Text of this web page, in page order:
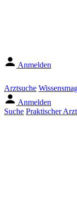
Anmelden
Arztsuche
Anmelden
Suche Praktischer Arzt